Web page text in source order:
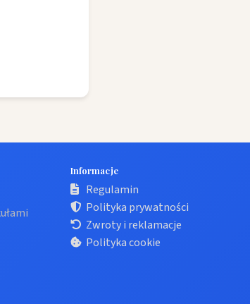
Informacje
Regulamin
Polityka prywatności
Zwroty i reklamacje
Polityka cookie